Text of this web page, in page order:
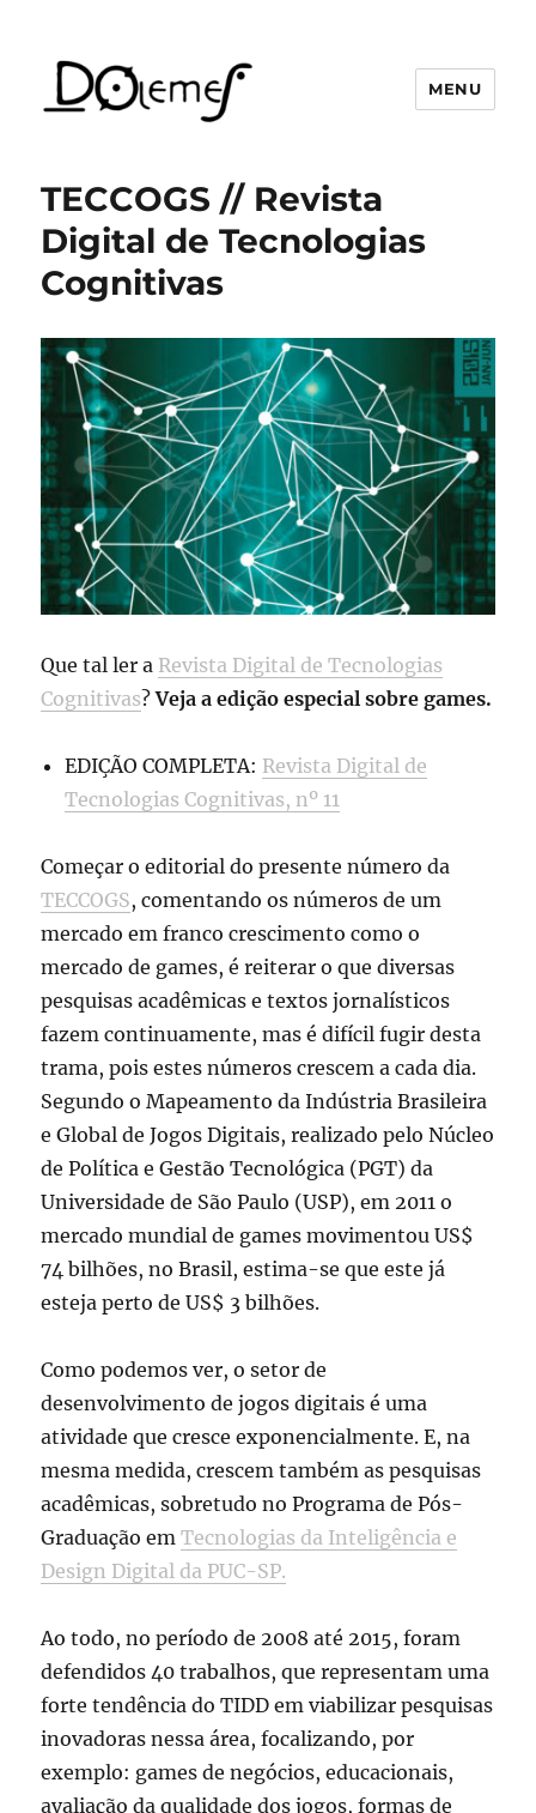
MENU
TECCOGS // Revista
Digital de Tecnologias
Cognitivas
Que tal ler a Revista Digital de Tecnologias
Cognitivas?Veja a edição especial sobre games.
EDIÇÃO COMPLETA: Revista Digital de
Tecnologias Cognitivas, nº 11
Começar o editorial do presente número da
TECCOGS, comentando os números de um
mercado em franco crescimento como o
mercado de games, é reiterar o que diversas
pesquisas acadêmicas e textos jornalísticos
fazem continuamente, mas é difícil fugir desta
trama, pois estes números crescem a cada dia.
Segundo o Mapeamento da Indústria Brasileira
e Global de Jogos Digitais, realizado pelo Núcleo
de Política e Gestão Tecnológica (PGT) da
Universidade de São Paulo (USP), em 2011 o
mercado mundial de games movimentou US$
74 bilhões, no Brasil, estima-se que este já
esteja perto de US$ 3 bilhões.
Como podemos ver, o setor de
desenvolvimento de jogos digitais é uma
atividade que cresce exponencialmente. E, na
mesma medida, crescem também as pesquisas
acadêmicas, sobretudo no Programa de Pós-
Graduação emTecnologias da Inteligência e
Design Digital da PUC-SP.
Ao todo, no período de 2008 até 2015, foram
defendidos 40 trabalhos, que representam uma
forte tendência do TIDD em viabilizar pesquisas
inovadoras nessa área, focalizando, por
exemplo: games de negócios, educacionais,
avaliação da qualidade dos jogos, formas de